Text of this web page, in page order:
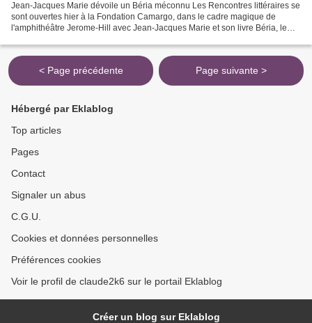
Jean-Jacques Marie dévoile un Béria méconnu Les Rencontres littéraires se
sont ouvertes hier à la Fondation Camargo, dans le cadre magique de
l'amphithéâtre Jerome-Hill avec Jean-Jacques Marie et son livre Béria, le
< Page précédente Page suivante >
Hébergé par Eklablog
Top articles
Pages
Contact
Signaler un abus
C.G.U.
Cookies et données personnelles
Préférences cookies
Voir le profil de claude2k6 sur le portail Eklablog
Créer un blog sur Eklablog